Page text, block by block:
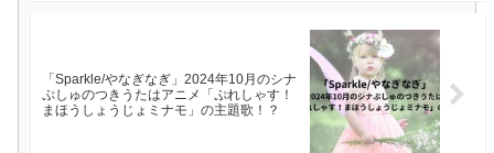
「Sparkle/やなぎなぎ」2024年10月のシナ
ぷしゅのつきうたはアニメ「ぷれしゃす！
まほうしょうじょミナモ」の主題歌！？